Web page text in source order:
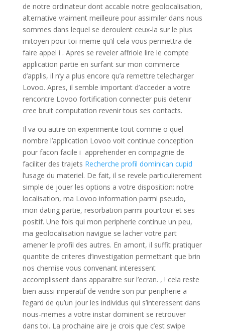
de notre ordinateur dont accable notre geolocalisation,
alternative vraiment meilleure pour assimiler dans nous
sommes dans lequel se deroulent ceux-la sur le plus
mitoyen pour toi-meme qu’il cela vous permettra de
faire appel i . Apres se reveler affriole lire le compte
application partie en surfant sur mon commerce
d’applis, il n’y a plus encore qu’a remettre telecharger
Lovoo. Apres, il semble important d’acceder a votre
rencontre Lovoo fortification connecter puis detenir
cree bruit computation revenir tous ses contacts.
Il va ou autre on experimente tout comme o quel
nombre l’application Lovoo voit continue conception
pour facon facile i apprehender en compagnie de
faciliter des trajets Recherche profil dominican cupid
l’usage du materiel. De fait, il se revele particulierement
simple de jouer les options a votre disposition: notre
localisation, ma Lovoo information parmi pseudo,
mon dating partie, resorbation parmi pourtour et ses
positif. Une fois qui mon peripherie continue un peu,
ma geolocalisation navigue se lacher votre part
amener le profil des autres. En amont, il suffit pratiquer
quantite de criteres d’investigation permettant que brin
nos chemise vous convenant interessent
accomplissent dans apparaitre sur l’ecran. , ! cela reste
bien aussi imperatif de vendre son pur peripherie a
l’egard de qu’un jour les individus qui s’interessent dans
nous-memes a votre instar dominent se retrouver
dans toi. La prochaine aire je crois que c’est swipe